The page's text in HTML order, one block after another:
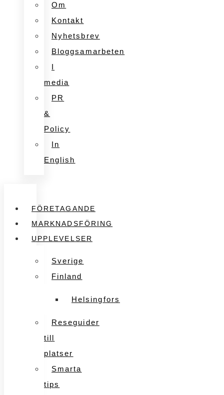
Om
Kontakt
Nyhetsbrev
Bloggsamarbeten
I
media
PR
&
Policy
In
English
FÖRETAGANDE
MARKNADSFÖRING
UPPLEVELSER
Sverige
Finland
Helsingfors
Reseguider
till
platser
Smarta
tips